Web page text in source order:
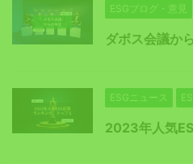
ESGブログ・意見
ダボス会議か
ESGニュース
2023年人気